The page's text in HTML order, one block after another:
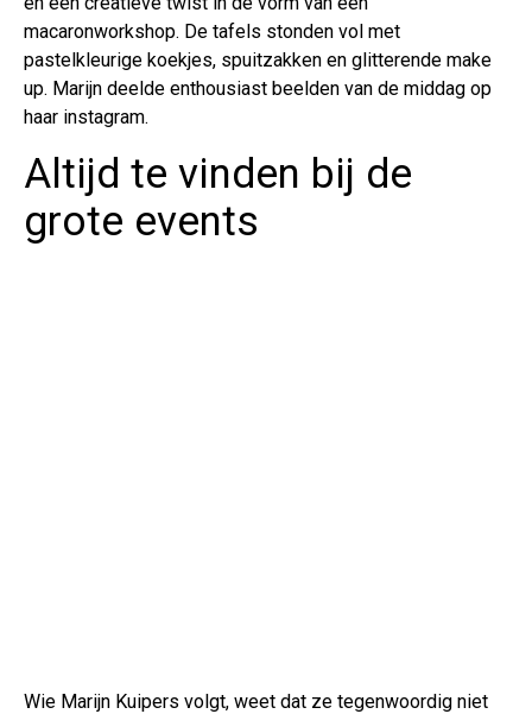
macaronworkshop. De tafels stonden vol met
pastelkleurige koekjes, spuitzakken en glitterende make
up. Marijn deelde enthousiast beelden van de middag op
haar instagram.
Altijd te vinden bij de
grote events
Wie Marijn Kuipers volgt, weet dat ze tegenwoordig niet